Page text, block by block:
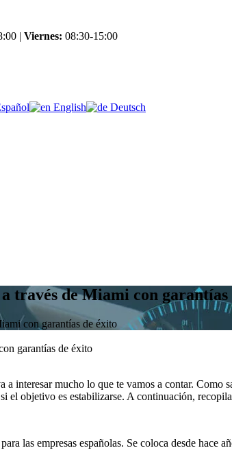
| Viernes: 08:30-15:00
English Deutsch
través de Miami con garantías
con garantías de éxito
garantías de éxito
a interesar mucho lo que te vamos a contar. Como
el objetivo es estabilizarse. A continuación,
las empresas españolas. Se coloca desde hace